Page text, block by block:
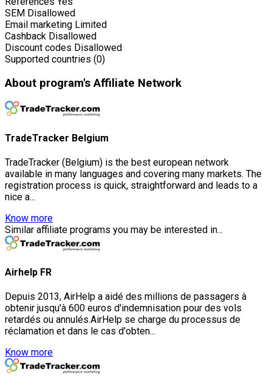
SEM Disallowed
Email marketing Limited
Cashback Disallowed
Discount codes Disallowed
Supported countries (0)
About program's Affiliate Network
TradeTracker Belgium
TradeTracker (Belgium) is the best european network
available in many languages and covering many markets. The
registration process is quick, straightforward and leads to a
nice a...
Know more
Similar affiliate programs you may be interested in...
Airhelp FR
Depuis 2013, AirHelp a aidé des millions de passagers à
obtenir jusqu'à 600 euros d'indemnisation pour des vols
retardés ou annulés.AirHelp se charge du processus de
réclamation et dans le cas d'obten...
Know more